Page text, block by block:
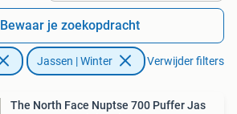
Bewaar je zoekopdracht
Jassen | Winter Verwijder filters
The North Face Nuptse 700 Puffer Jas